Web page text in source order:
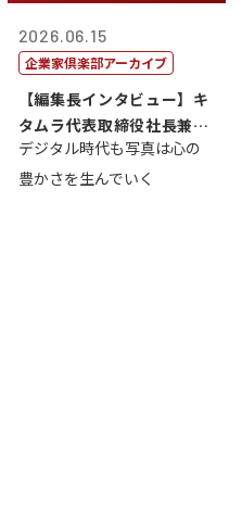
2026.06.15
企業家倶楽部アーカイブ
【編集長インタビュー】キ
タムラ代表取締役社長兼Ｃ
ＯＯ 武川 ...
デジタル時代も写真は心の
豊かさを生んでいく